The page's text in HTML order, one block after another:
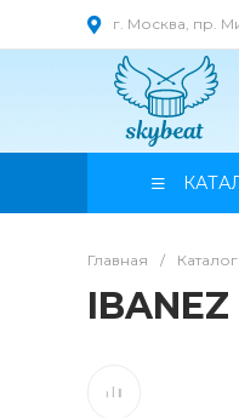
г. Москва, пр.
Главная /